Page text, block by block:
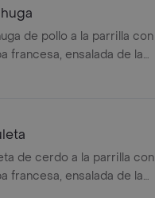
de pollo a la parrilla con
francesa, ensalada de la
de cerdo a la parrilla con
francesa, ensalada de la